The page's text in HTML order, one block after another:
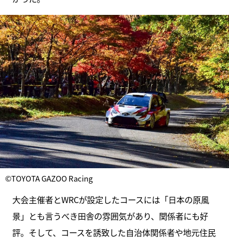
©TOYOTA GAZOO Racing
大会主催者とWRCが設定したコースには「日本の原風
景」とも言うべき田舎の雰囲気があり、関係者にも好
評。そして、コースを誘致した自治体関係者や地元住民